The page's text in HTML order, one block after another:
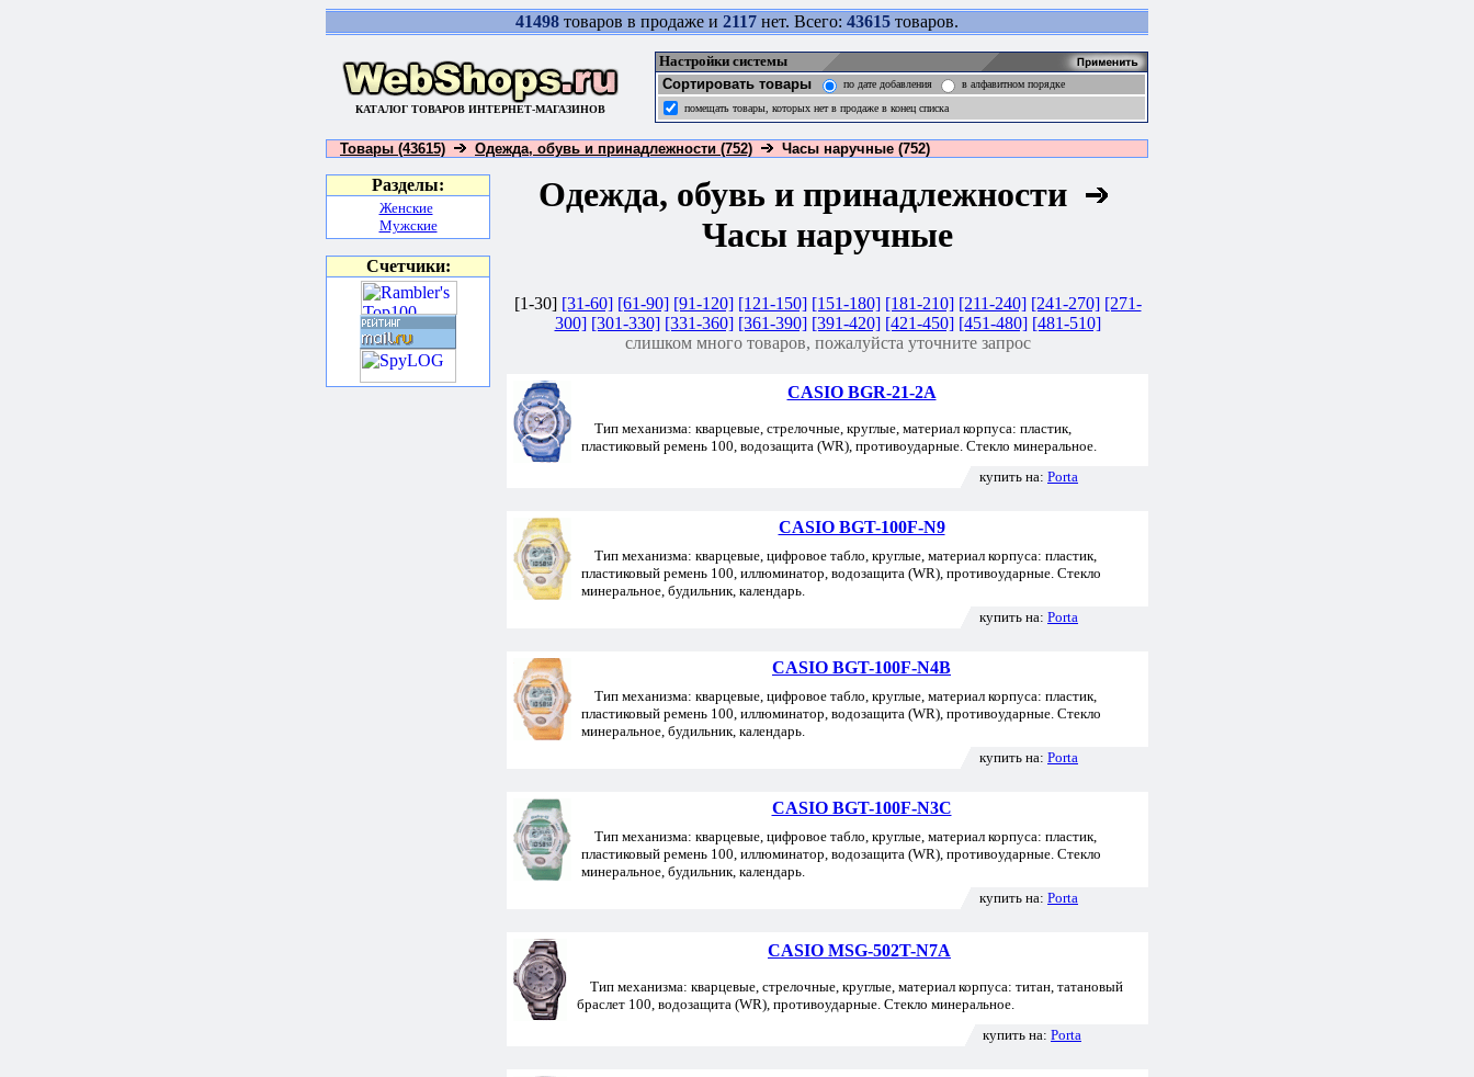
41498 товаров в продаже и 2117 нет. Всего: 43615 товаров.
КАТАЛОГ ТОВАРОВ ИНТЕРНЕТ-МАГАЗИНОВ
Настройки системы
Сортировать товары
по дате добавления
в алфавитном порядке
помещать товары, которых нет в продаже в конец списка
Товары (43615) Одежда, обувь и принадлежности (752) Часы наручные (752)
Разделы:
Женские
Мужские
Счетчики:
Одежда, обувь и принадлежности
Часы наручные
[1-30] [31-60] [61-90] [91-120] [121-150] [151-180] [181-210] [211-240] [241-270] [271-
300] [301-330] [331-360] [361-390] [391-420] [421-450] [451-480] [481-510]
слишком много товаров, пожалуйста уточните запрос
CASIO BGR-21-2A
Тип механизма: кварцевые, стрелочные, круглые, материал корпуса: пластик,
пластиковый ремень 100, водозащита (WR), противоударные. Стекло минеральное.
купить на: Porta
CASIO BGT-100F-N9
Тип механизма: кварцевые, цифровое табло, круглые, материал корпуса: пластик,
пластиковый ремень 100, иллюминатор, водозащита (WR), противоударные. Стекло
минеральное, будильник, календарь.
купить на: Porta
CASIO BGT-100F-N4B
Тип механизма: кварцевые, цифровое табло, круглые, материал корпуса: пластик,
пластиковый ремень 100, иллюминатор, водозащита (WR), противоударные. Стекло
минеральное, будильник, календарь.
купить на: Porta
CASIO BGT-100F-N3C
Тип механизма: кварцевые, цифровое табло, круглые, материал корпуса: пластик,
пластиковый ремень 100, иллюминатор, водозащита (WR), противоударные. Стекло
минеральное, будильник, календарь.
купить на: Porta
CASIO MSG-502T-N7A
Тип механизма: кварцевые, стрелочные, круглые, материал корпуса: титан, татановый
браслет 100, водозащита (WR), противоударные. Стекло минеральное.
купить на: Porta